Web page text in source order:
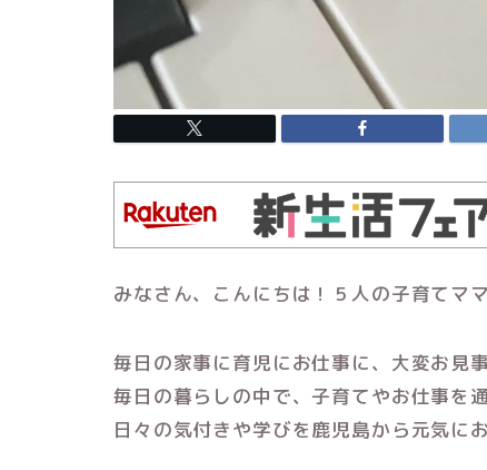
みなさん、こんにちは！５人の子育てマ
毎日の家事に育児にお仕事に、大変お見
毎日の暮らしの中で、子育てやお仕事を通
日々の気付きや学びを鹿児島から元気に